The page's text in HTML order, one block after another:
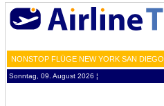
NONSTOP FLÜGE NEW YORK SAN
Sonntag, 09. August 2026 ¦